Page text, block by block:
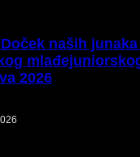
Doček naših
2026